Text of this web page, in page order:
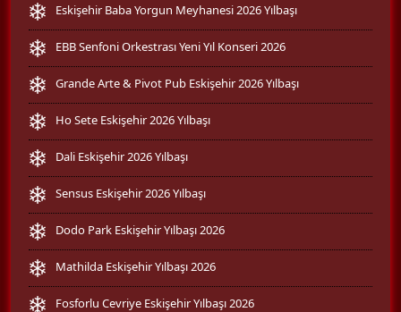
Eskişehir Baba Yorgun Meyhanesi 2026 Yılbaşı
EBB Senfoni Orkestrası Yeni Yıl Konseri 2026
Grande Arte & Pivot Pub Eskişehir 2026 Yılbaşı
Ho Sete Eskişehir 2026 Yılbaşı
Dali Eskişehir 2026 Yılbaşı
Sensus Eskişehir 2026 Yılbaşı
Dodo Park Eskişehir Yılbaşı 2026
Mathilda Eskişehir Yılbaşı 2026
Fosforlu Cevriye Eskişehir Yılbaşı 2026